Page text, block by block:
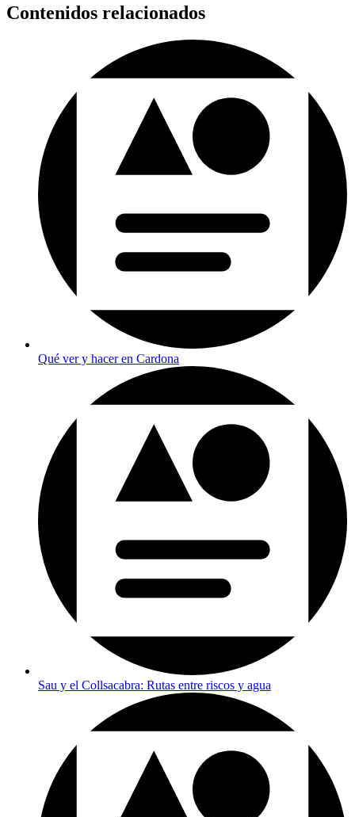
Contenidos relacionados
Qué ver y hacer en Cardona
Sau y el Collsacabra: Rutas entre riscos y agua